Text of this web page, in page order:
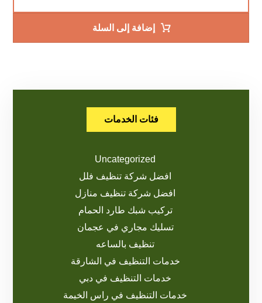
إضافة إلى السلة
فئات الخدمات
Uncategorized
افضل شركة تنظيف فلل
افضل شركة تنظيف منازل
تركيب شبك طارد الحمام
تسليك مجاري في عجمان
تنظيف بالساعه
خدمات التنظيف في الشارقة
خدمات التنظيف في دبي
خدمات التنظيف في راس الخيمة